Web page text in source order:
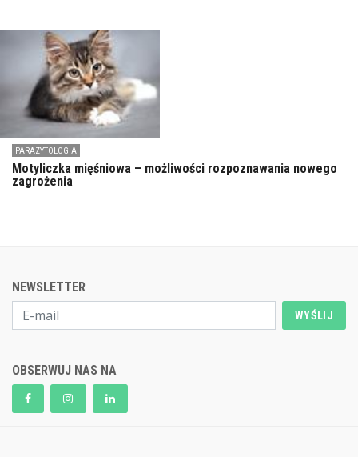
PARAZYTOLOGIA
Motyliczka mięśniowa – możliwości rozpoznawania nowego
zagrożenia
NEWSLETTER
WYŚLIJ
OBSERWUJ NAS NA